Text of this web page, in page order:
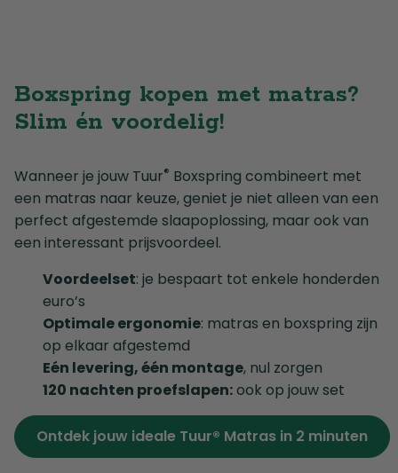
Boxspring kopen met matras?
Slim én voordelig!
Wanneer je jouw Tuur® Boxspring combineert met
een matras naar keuze, geniet je niet alleen van een
perfect afgestemde slaapoplossing, maar ook van
een interessant prijsvoordeel.
Voordeelset: je bespaart tot enkele honderden
euro’s
Optimale ergonomie: matras en boxspring zijn
op elkaar afgestemd
Eén levering, één montage, nul zorgen
120 nachten proefslapen:ook op jouw set
Ontdek jouw ideale Tuur® Matras in 2 minuten